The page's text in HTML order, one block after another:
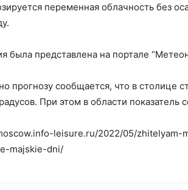
переменная облачность без
была представлена на портале
прогнозу сообщается, что в столице
При этом в области показатель
leisure.ru/2022/05/
majskie-dni/